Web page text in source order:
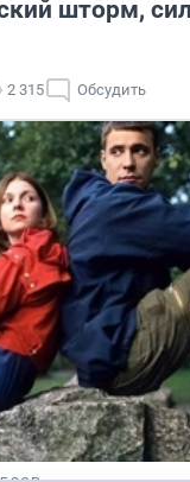
шторм,
2 315 Обсудить